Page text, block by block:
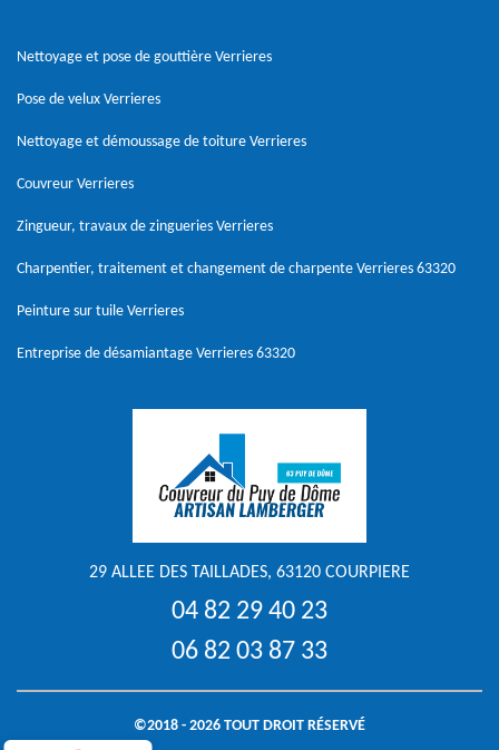
Nettoyage et pose de gouttière Verrieres
Pose de velux Verrieres
Nettoyage et démoussage de toiture Verrieres
Couvreur Verrieres
Zingueur, travaux de zingueries Verrieres
Charpentier, traitement et changement de charpente Verrieres 63320
Peinture sur tuile Verrieres
Entreprise de désamiantage Verrieres 63320
29 ALLEE DES TAILLADES, 63120 COURPIERE
04 82 29 40 23
06 82 03 87 33
©2018 - 2026 TOUT DROIT RÉSERVÉ